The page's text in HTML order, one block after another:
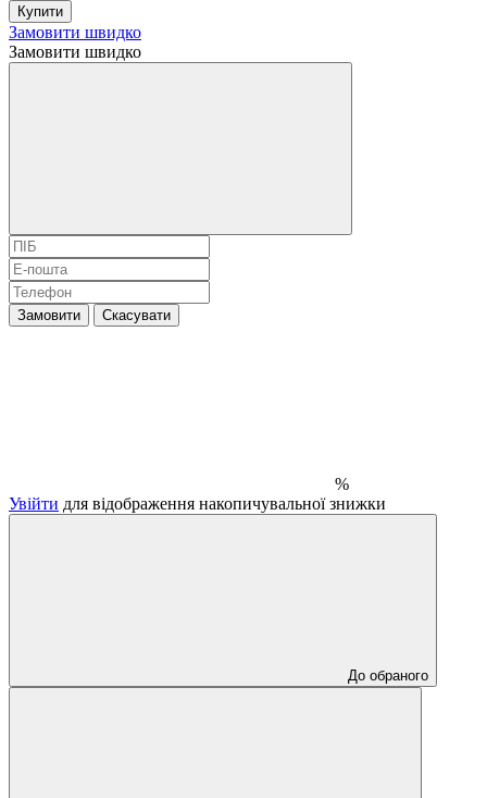
Купити
Замовити швидко
Замовити швидко
Замовити Скасувати
%
Увійти для відображення накопичувальної знижки
До обраного